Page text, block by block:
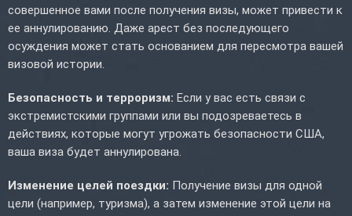
совершенное вами после получения визы, может привести к
ее аннулированию. Даже арест без последующего
осуждения может стать основанием для пересмотра вашей
визовой истории.
Безопасность и терроризм: Если у вас есть связи с
экстремистскими группами или вы подозреваетесь в
действиях, которые могут угрожать безопасности США,
ваша виза будет аннулирована.
Изменение целей поездки: Получение визы для одной
цели (например, туризма), а затем изменение этой цели на